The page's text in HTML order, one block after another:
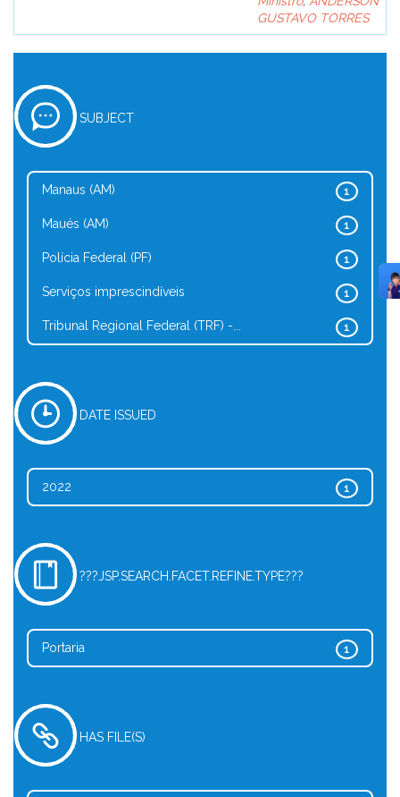
GUSTAVO TORRES
SUBJECT
1
Manaus (AM)
1
Maués (AM)
1
Polícia Federal (PF)
1
Serviços imprescindíveis
1
Tribunal Regional Federal (TRF) -...
DATE ISSUED
1
2022
???JSP.SEARCH.FACET.REFINE.TYPE???
1
Portaria
HAS FILE(S)